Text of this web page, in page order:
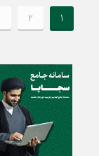
1
2